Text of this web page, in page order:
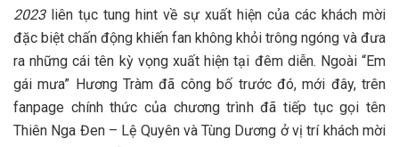
2023liên tục tung hint về sự xuất hiện của các khách mời
đặc biệt chấn động khiến fan không khỏi trông ngóng và đưa
ra những cái tên kỳ vọng xuất hiện tại đêm diễn. Ngoài “Em
gái mưa” Hương Tràm đã công bố trước đó, mới đây, trên
fanpage chính thức của chương trình đã tiếp tục gọi tên
Thiên Nga Đen – Lệ Quyên và Tùng Dương ở vị trí khách mời